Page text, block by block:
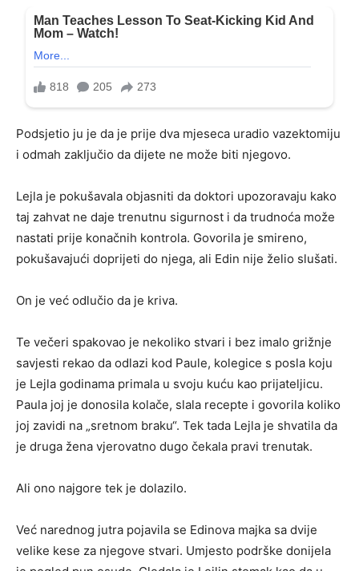
Podsjetio ju je da je prije dva mjeseca uradio vazektomiju
i odmah zaključio da dijete ne može biti njegovo.
Lejla je pokušavala objasniti da doktori upozoravaju kako
taj zahvat ne daje trenutnu sigurnost i da trudnoća može
nastati prije konačnih kontrola. Govorila je smireno,
pokušavajući doprijeti do njega, ali Edin nije želio slušati.
On je već odlučio da je kriva.
Te večeri spakovao je nekoliko stvari i bez imalo grižnje
savjesti rekao da odlazi kod Paule, kolegice s posla koju
je Lejla godinama primala u svoju kuću kao prijateljicu.
Paula joj je donosila kolače, slala recepte i govorila koliko
joj zavidi na „sretnom braku“. Tek tada Lejla je shvatila da
je druga žena vjerovatno dugo čekala pravi trenutak.
Ali ono najgore tek je dolazilo.
Već narednog jutra pojavila se Edinova majka sa dvije
velike kese za njegove stvari. Umjesto podrške donijela